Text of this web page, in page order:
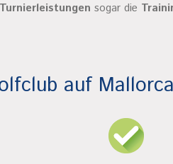
Turnierleistungen sogar die
auf Mallorca